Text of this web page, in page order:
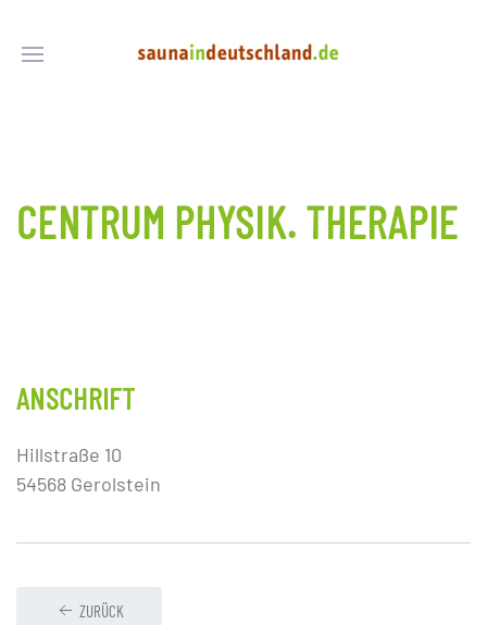
CENTRUM PHYSIK. THERAPIE
ANSCHRIFT
Hillstraße 10
54568 Gerolstein
ZURÜCK